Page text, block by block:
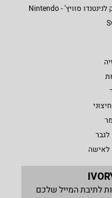
משחק לנינטנדו סוויץ' - Nintendo
לאישה
לתיבת המייל שלכם